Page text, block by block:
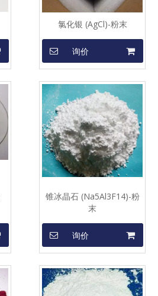
氯化银 (AgCl)-粉末
询价
锥冰晶石 (Na5Al3F14)-粉
末
询价